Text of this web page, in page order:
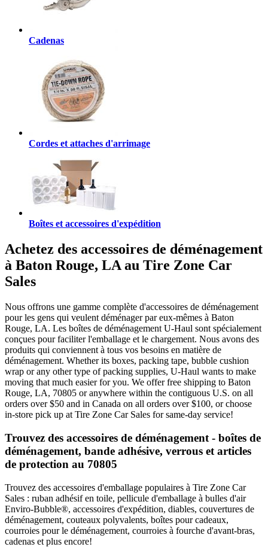
Cadenas
Cordes et attaches d'arrimage
Boîtes et accessoires d'expédition
Achetez des accessoires de déménagement
à Baton Rouge, LA au Tire Zone Car
Sales
Nous offrons une gamme complète d'accessoires de déménagement
pour les gens qui veulent déménager par eux-mêmes à Baton
Rouge, LA. Les boîtes de déménagement U-Haul sont spécialement
conçues pour faciliter l'emballage et le chargement. Nous avons des
produits qui conviennent à tous vos besoins en matière de
déménagement. Whether its boxes, packing tape, bubble cushion
wrap or any other type of packing supplies, U-Haul wants to make
moving that much easier for you. We offer free shipping to Baton
Rouge, LA, 70805 or anywhere within the contiguous U.S. on all
orders over $50 and in Canada on all orders over $100, or choose
in-store pick up at Tire Zone Car Sales for same-day service!
Trouvez des accessoires de déménagement - boîtes de
déménagement, bande adhésive, verrous et articles
de protection au 70805
Trouvez des accessoires d'emballage populaires à Tire Zone Car
Sales : ruban adhésif en toile, pellicule d'emballage à bulles d'air
Enviro-Bubble®, accessoires d'expédition, diables, couvertures de
déménagement, couteaux polyvalents, boîtes pour cadeaux,
courroies pour le déménagement, courroies à fourche d'avant-bras,
cadenas et plus encore!